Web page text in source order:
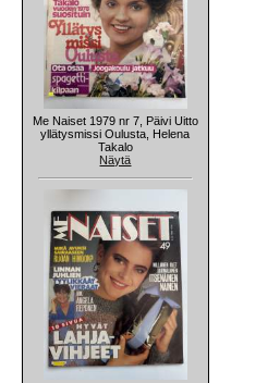
Me Naiset 1979 nr 7, Päivi Uitto
yllätysmissi Oulusta, Helena
Takalo
Näytä